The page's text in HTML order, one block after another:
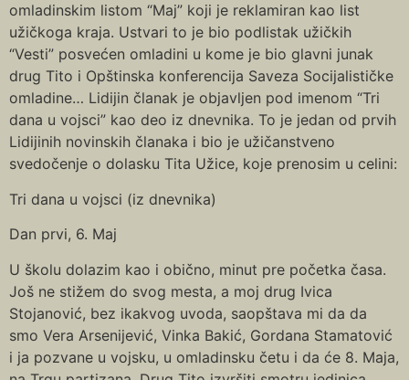
omladinskim listom “Maj” koji je reklamiran kao list
užičkoga kraja. Ustvari to je bio podlistak užičkih
“Vesti” posvećen omladini u kome je bio glavni junak
drug Tito i Opštinska konferencija Saveza Socijalističke
omladine… Lidijin članak je objavljen pod imenom “Tri
dana u vojsci” kao deo iz dnevnika. To je jedan od prvih
Lidijinih novinskih članaka i bio je užičanstveno
svedočenje o dolasku Tita Užice, koje prenosim u celini:
Tri dana u vojsci (iz dnevnika)
Dan prvi, 6. Maj
U školu dolazim kao i obično, minut pre početka časa.
Još ne stižem do svog mesta, a moj drug Ivica
Stojanović, bez ikakvog uvoda, saopštava mi da da
smo Vera Arsenijević, Vinka Bakić, Gordana Stamatović
i ja pozvane u vojsku, u omladinsku četu i da će 8. Maja,